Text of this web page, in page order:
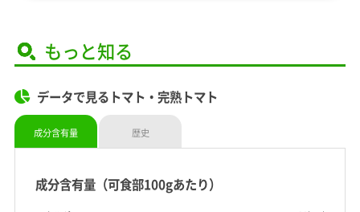
もっと知る
データで見るトマト・完熟トマト
成分含有量 歴史
成分含有量（可食部100gあたり）